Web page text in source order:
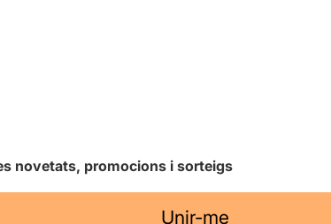
novetats, promocions i sorteigs
Unir-me